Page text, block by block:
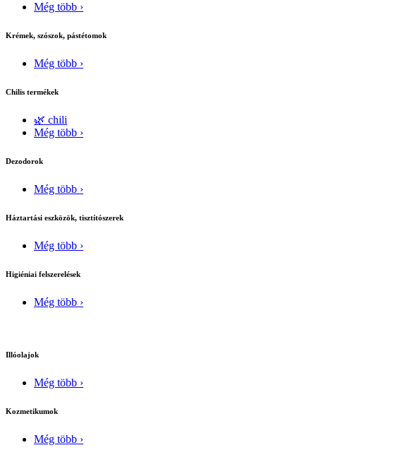
Még több ›
Krémek, szószok, pástétomok
Még több ›
Chilis termékek
🌿 chili
Még több ›
Dezodorok
Még több ›
Háztartási eszközök, tisztítószerek
Még több ›
Higiéniai felszerelések
Még több ›
Illóolajok
Még több ›
Kozmetikumok
Még több ›